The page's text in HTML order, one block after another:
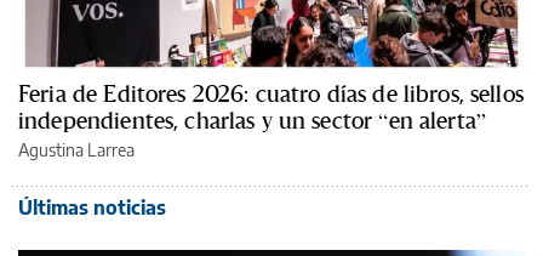
Feria de Editores 2026: cuatro días de libros, sellos
independientes, charlas y un sector “en alerta”
Agustina Larrea
Últimas noticias